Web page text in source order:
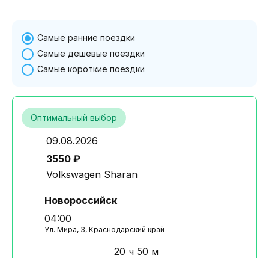
Самые ранние поездки
Самые дешевые поездки
Самые короткие поездки
Оптимальный выбор
09.08.2026
3550 ₽
Volkswagen Sharan
Новороссийск
04:00
Ул. Мира, 3, Краснодарский край
20 ч 50 м